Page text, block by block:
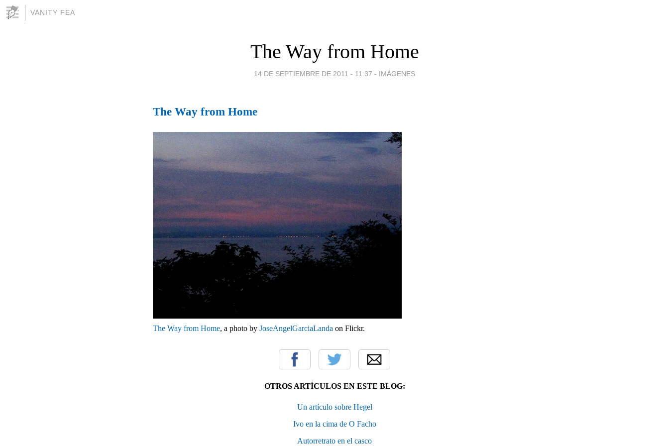
VANITY FEA
The Way from Home
14 DE SEPTIEMBRE DE 2011 - 11:37 - IMÁGENES
The Way from Home
The Way from Home, a photo by JoseAngelGarciaLanda on Flickr.
OTROS ARTÍCULOS EN ESTE BLOG:
Un artículo sobre Hegel
Ivo en la cima de O Facho
Autorretrato en el casco